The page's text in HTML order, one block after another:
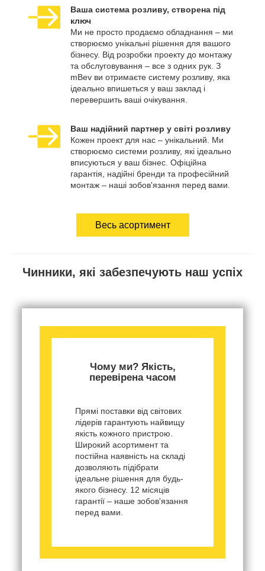
Ваша система розливу, створена під
ключ
Ми не просто продаємо обладнання – ми
створюємо унікальні рішення для вашого
бізнесу. Від розробки проекту до монтажу
та обслуговування – все з одних рук. З
mBev ви отримаєте систему розливу, яка
ідеально впишеться у ваш заклад і
перевершить ваші очікування.
Ваш надійний партнер у світі розливу
Кожен проект для нас – унікальний. Ми
створюємо системи розливу, які ідеально
вписуються у ваш бізнес. Офіційна
гарантія, надійні бренди та професійний
монтаж – наші зобов'язання перед вами.
Весь асортимент
Чинники, які забезпечують наш успіх
Чому ми? Якість,
перевірена часом
Прямі поставки від світових
лідерів гарантують найвищу
якість кожного пристрою.
Широкий асортимент та
постійна наявність на складі
дозволяють підібрати
ідеальне рішення для будь-
якого бізнесу. 12 місяців
гарантії – наше зобов'язання
перед вами.